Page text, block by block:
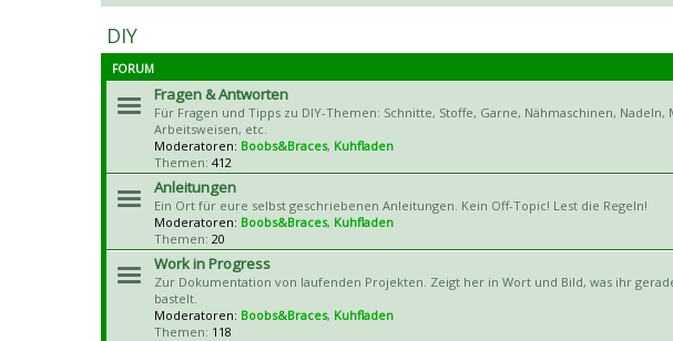
DIY
FORUM
Fragen & Antworten
Für Fragen und Tipps zu DIY-Themen: Schnitte, Stoffe, Garne, Nähmaschinen, Nadeln,
Arbeitsweisen, etc.
Moderatoren: Boobs&Braces, Kuhfladen
Themen: 412
Anleitungen
Ein Ort für eure selbst geschriebenen Anleitungen. Kein Off-Topic! Lest die Regeln!
Moderatoren: Boobs&Braces, Kuhfladen
Themen: 20
Work in Progress
Zur Dokumentation von laufenden Projekten. Zeigt her in Wort und Bild, was ihr
bastelt.
Moderatoren: Boobs&Braces, Kuhfladen
Themen: 118